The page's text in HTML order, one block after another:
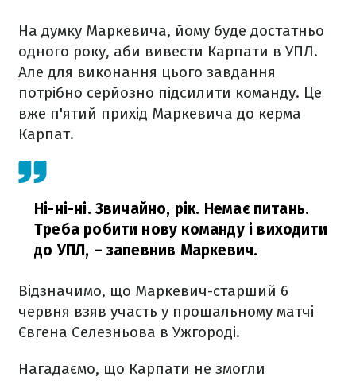
На думку Маркевича, йому буде достатньо
одного року, аби вивести Карпати в УПЛ.
Але для виконання цього завдання
потрібно серйозно підсилити команду. Це
вже п'ятий прихід Маркевича до керма
Карпат.
Ні-ні-ні. Звичайно, рік. Немає питань.
Треба робити нову команду і виходити
до УПЛ, – запевнив Маркевич.
Відзначимо, що Маркевич-старший 6
червня взяв участь у прощальному матчі
Євгена Селезньова в Ужгороді.
Нагадаємо, що Карпати не змогли